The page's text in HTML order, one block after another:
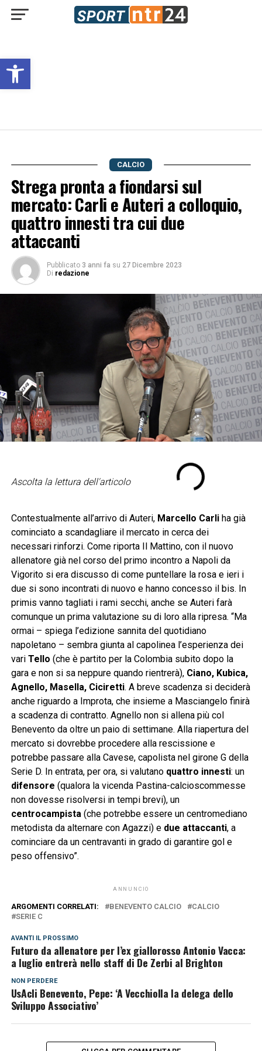
Open toolbar
CALCIO
Strega pronta a fiondarsi sul
mercato: Carli e Auteri a colloquio,
quattro innesti tra cui due
attaccanti
Pubblicato 3 anni fa su 27 Dicembre 2023
Di redazione
Ascolta la lettura dell'articolo
Contestualmente all’arrivo di Auteri, Marcello Carliha già
cominciato a scandagliare il mercato in cerca dei
necessari rinforzi. Come riporta Il Mattino, con il nuovo
allenatore già nel corso del primo incontro a Napoli da
Vigorito si era discusso di come puntellare la rosa e ieri i
due si sono incontrati di nuovo e hanno concesso il bis. In
primis vanno tagliati i rami secchi, anche se Auteri farà
comunque un prima valutazione su di loro alla ripresa. “Ma
ormai – spiega l’edizione sannita del quotidiano
napoletano – sembra giunta al capolinea l’esperienza dei
vari Tello (che è partito per la Colombia subito dopo la
gara e non si sa neppure quando rientrerà), Ciano, Kubica,
Agnello, Masella, Ciciretti. A breve scadenza si deciderà
anche riguardo a Improta, che insieme a Masciangelo finirà
a scadenza di contratto. Agnello non si allena più col
Benevento da oltre un paio di settimane. Alla riapertura del
mercato si dovrebbe procedere alla rescissione e
potrebbe passare alla Cavese, capolista nel girone G della
Serie D. In entrata, per ora, si valutano quattro innesti: un
difensore (qualora la vicenda Pastina-calcioscommesse
non dovesse risolversi in tempi brevi), un
centrocampista(che potrebbe essere un centromediano
metodista da alternare con Agazzi) edue attaccanti, a
cominciare da un centravanti in grado di garantire gol e
peso offensivo”.
ANNUNCIO
ARGOMENTI CORRELATI: BENEVENTO CALCIO
CALCIO
SERIE C
AVANTI IL ​​PROSSIMO
Futuro da allenatore per l’ex giallorosso Antonio Vacca:
a luglio entrerà nello staff di De Zerbi al Brighton
NON PERDERE
UsAcli Benevento, Pepe: ‘A Vecchiolla la delega dello
Sviluppo Associativo’